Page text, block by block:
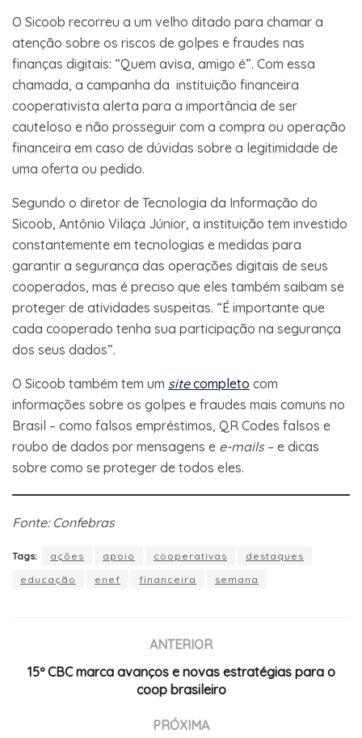
O Sicoob recorreu a um velho ditado para chamar a
atenção sobre os riscos de golpes e fraudes nas
finanças digitais: “Quem avisa, amigo é”. Com essa
chamada, a campanha da instituição financeira
cooperativista alerta para a importância de ser
cauteloso e não prosseguir com a compra ou operação
financeira em caso de dúvidas sobre a legitimidade de
uma oferta ou pedido.
Segundo o diretor de Tecnologia da Informação do
Sicoob, Antônio Vilaça Júnior, a instituição tem investido
constantemente em tecnologias e medidas para
garantir a segurança das operações digitais de seus
cooperados, mas é preciso que eles também saibam se
proteger de atividades suspeitas. “É importante que
cada cooperado tenha sua participação na segurança
dos seus dados”.
O Sicoob também tem um sitecompleto com
informações sobre os golpes e fraudes mais comuns no
Brasil – como falsos empréstimos, QR Codes falsos e
roubo de dados por mensagens e e-mails– e dicas
sobre como se proteger de todos eles.
Fonte: Confebras
Tags: ações apoio cooperativas
destaques
educação
enef financeira semana
ANTERIOR
15º CBC marca avanços e novas estratégias para o
coop brasileiro
PRÓXIMA